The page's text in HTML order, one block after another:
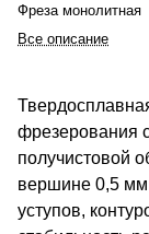
Фреза монолитная
Все описание
фрезерования
получистовой
вершине 0,5 мм
уступов,